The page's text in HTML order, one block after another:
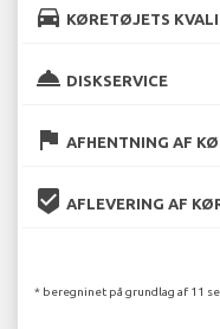
directions_car KØRETØJETS
room_service DISKSERVICE
flag AFHENTNING AF
beenhere AFLEVERING AF
* beregninet på grundlag af 11